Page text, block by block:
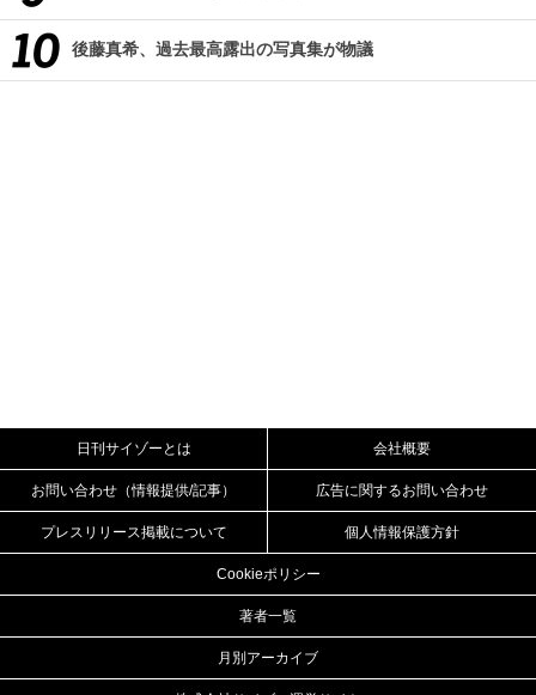
後藤真希、過去最高露出の写真集が物議
日刊サイゾーとは 会社概要
お問い合わせ（情報提供/記事） 広告に関するお問い合わせ
プレスリリース掲載について 個人情報保護方針
Cookieポリシー
著者一覧
月別アーカイブ